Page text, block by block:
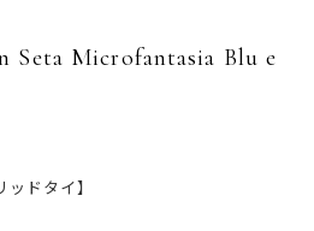
Seta Microfantasia Blu e
ドタイ】